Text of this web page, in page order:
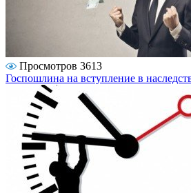
Просмотров 3613
Госпошлина на вступление в